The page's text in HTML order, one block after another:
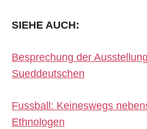
SIEHE AUCH:
Besprechung der
Sueddeutschen
Fussball: Keineswegs
Ethnologen